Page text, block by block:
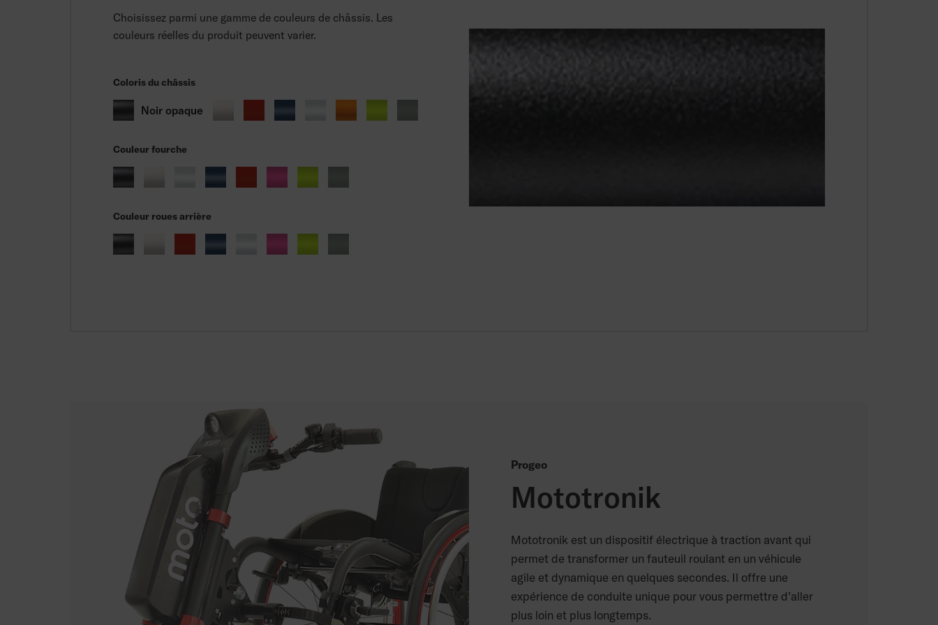
Choisissez parmi une gamme de couleurs de châssis. Les
couleurs réelles du produit peuvent varier.
Coloris du châssis
Noir opaque
Couleur fourche
Couleur roues arrière
Progeo
Mototronik
Mototronik est un dispositif électrique à traction avant qui
permet de transformer un fauteuil roulant en un véhicule
agile et dynamique en quelques secondes. Il offre une
expérience de conduite unique pour vous permettre d’aller
plus loin et plus longtemps.